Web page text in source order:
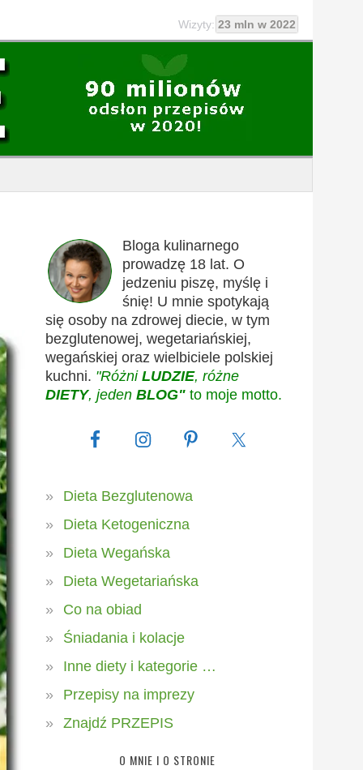
Wizyty: 23 mln w 2022
Bloga kulinarnego
prowadzę 18 lat. O
jedzeniu piszę, myślę i
śnię! U mnie spotykają
się osoby na zdrowej diecie, w tym
bezglutenowej, wegetariańskiej,
wegańskiej oraz wielbiciele polskiej
kuchni. "Różni LUDZIE, różne
DIETY, jeden BLOG" to moje motto.
Dieta Bezglutenowa
Dieta Ketogeniczna
Dieta Wegańska
Dieta Wegetariańska
Co na obiad
Śniadania i kolacje
Inne diety i kategorie …
Przepisy na imprezy
Znajdź PRZEPIS
O MNIE I O STRONIE